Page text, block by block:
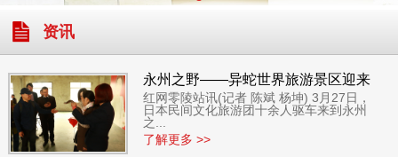
资讯
永州之野——异蛇世界旅游景区迎来
外国客人
红网零陵站讯(记者 陈斌 杨坤) 3月27日，
日本民间文化旅游团十余人驱车来到永州
之...
了解更多 >>